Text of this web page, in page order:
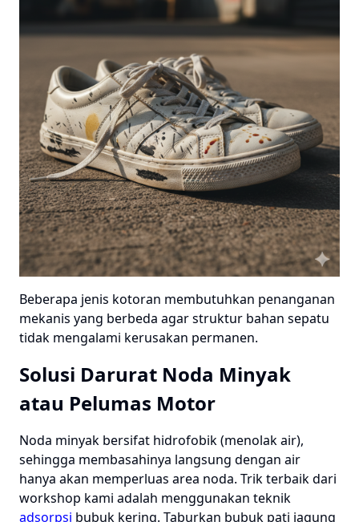
Beberapa jenis kotoran membutuhkan penanganan
mekanis yang berbeda agar struktur bahan sepatu
tidak mengalami kerusakan permanen.
Solusi Darurat Noda Minyak
atau Pelumas Motor
Noda minyak bersifat hidrofobik (menolak air),
sehingga membasahinya langsung dengan air
hanya akan memperluas area noda. Trik terbaik dari
workshop kami adalah menggunakan teknik
adsorpsi bubuk kering. Taburkan bubuk pati jagung